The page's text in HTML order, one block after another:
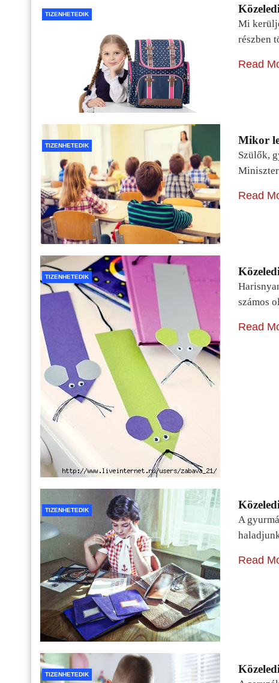
TIZENHETEDIK
Mi
részben
Read
TIZENHETEDIK Mikor
Szülők,
Read
TIZENHETEDIK
számos
Read
TIZENHETEDIK
A
Read
TIZENHETEDIK